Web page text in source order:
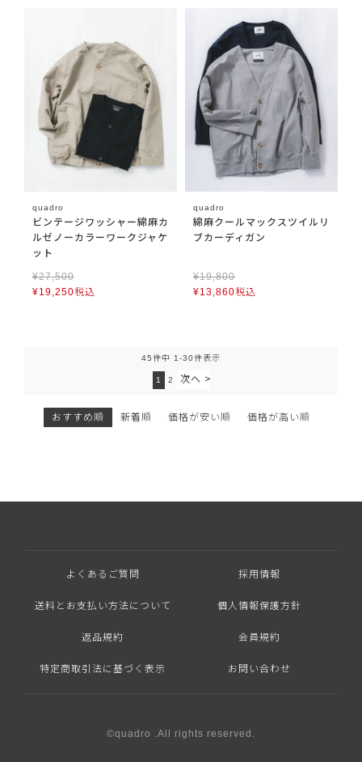
quadro
ビンテージワッシャー綿麻カ
ルゼノーカラーワークジャケ
ット
¥27,500
¥19,250税込
quadro
綿麻クールマックスツイルリ
ブカーディガン
¥19,800
¥13,860税込
おすすめ順 新着順 価格が安い順 価格が高い順
45件中 1 -30件表示
1 2
よくあるご質問 採用情報
送料とお支払い方法について 個人情報保護方針
返品規約 会員規約
特定商取引法に基づく表示 お問い合わせ
©quadro .All rights reserved.